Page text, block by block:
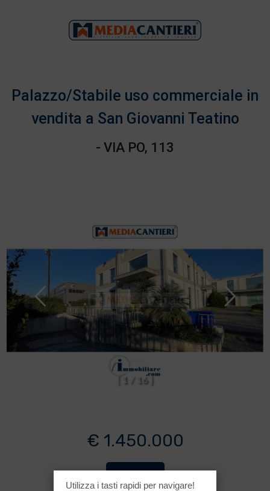
Palazzo/Stabile uso commerciale in
vendita a San Giovanni Teatino
- VIA PO, 113
1 1 6
€ 1.450.000
Cod. 326
Utilizza i tasti rapidi per navigare!